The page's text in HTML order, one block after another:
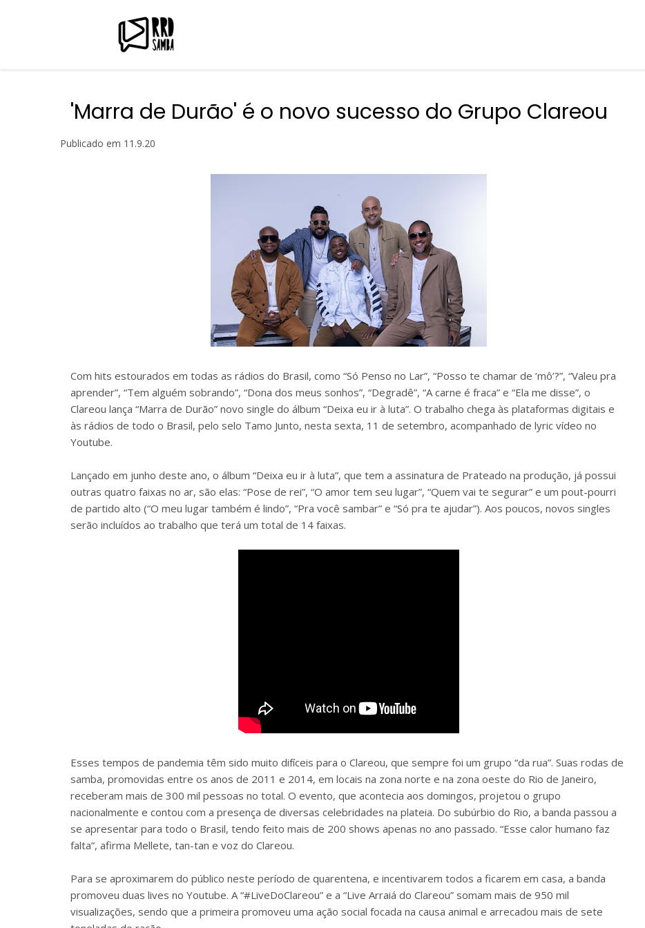
'Marra de Durão' é o novo sucesso do Grupo Clareou
Publicado em 11.9.20
Com hits estourados em todas as rádios do Brasil, como “Só Penso no Lar”, “Posso te chamar de ‘mô’?”, “Valeu pra
aprender”, “Tem alguém sobrando”, “Dona dos meus sonhos”, “Degradê”, “A carne é fraca” e “Ela me disse”, o
Clareou lança “Marra de Durão” novo single do álbum “Deixa eu ir à luta”. O trabalho chega às plataformas digitais e
às rádios de todo o Brasil, pelo selo Tamo Junto, nesta sexta, 11 de setembro, acompanhado de lyric vídeo no
Youtube.
Lançado em junho deste ano, o álbum “Deixa eu ir à luta”, que tem a assinatura de Prateado na produção, já possui
outras quatro faixas no ar, são elas: “Pose de rei”, “O amor tem seu lugar”, “Quem vai te segurar” e um pout-pourri
de partido alto (“O meu lugar também é lindo”, “Pra você sambar” e “Só pra te ajudar”). Aos poucos, novos singles
serão incluídos ao trabalho que terá um total de 14 faixas.
Esses tempos de pandemia têm sido muito difíceis para o Clareou, que sempre foi um grupo “da rua”. Suas rodas de
samba, promovidas entre os anos de 2011 e 2014, em locais na zona norte e na zona oeste do Rio de Janeiro,
receberam mais de 300 mil pessoas no total. O evento, que acontecia aos domingos, projetou o grupo
nacionalmente e contou com a presença de diversas celebridades na plateia. Do subúrbio do Rio, a banda passou a
se apresentar para todo o Brasil, tendo feito mais de 200 shows apenas no ano passado. “Esse calor humano faz
falta”, afirma Mellete, tan-tan e voz do Clareou.
Para se aproximarem do público neste período de quarentena, e incentivarem todos a ficarem em casa, a banda
promoveu duas lives no Youtube. A “#LiveDoClareou” e a “Live Arraiá do Clareou” somam mais de 950 mil
visualizações, sendo que a primeira promoveu uma ação social focada na causa animal e arrecadou mais de sete